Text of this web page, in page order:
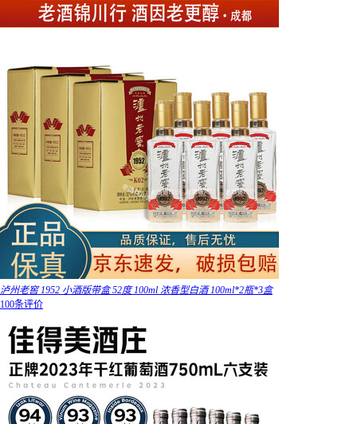
泸州老窖 1952 小酒版带盒 52度 100ml 浓香型白酒 100ml*2瓶*3盒
100条评价